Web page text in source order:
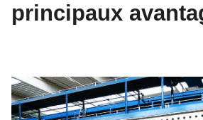
principaux